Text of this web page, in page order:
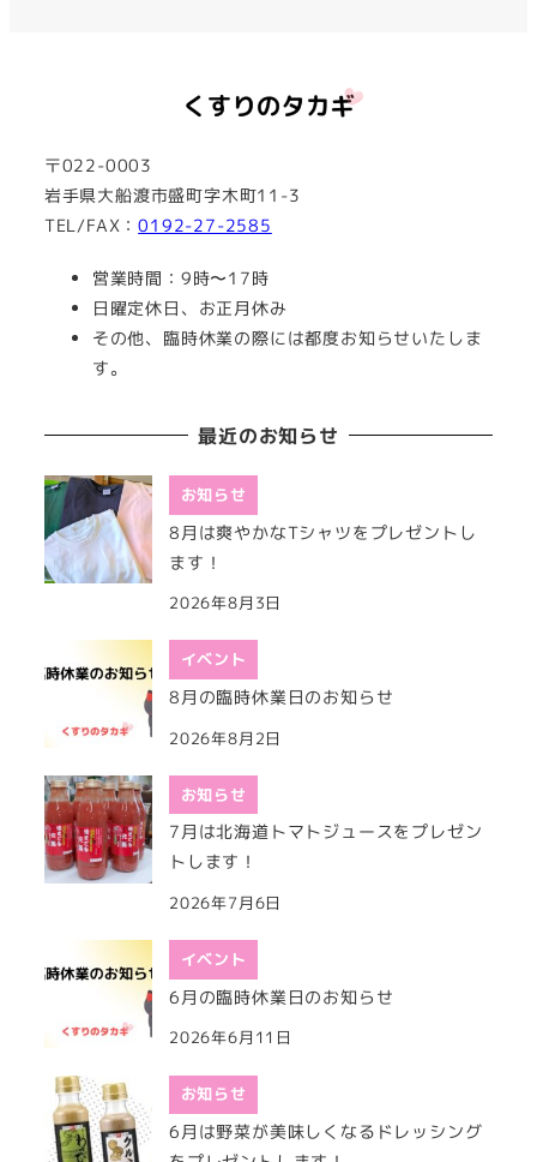
〒022-0003
岩手県大船渡市盛町字木町11-3
TEL/FAX：0192-27-2585
営業時間：9時〜17時
日曜定休日、お正月休み
その他、臨時休業の際には都度お知らせいたしま
す。
最近のお知らせ
お知らせ
8月は爽やかなTシャツをプレゼントし
ます！
2026年8月3日
イベント
8月の臨時休業日のお知らせ
2026年8月2日
お知らせ
7月は北海道トマトジュースをプレゼン
トします！
2026年7月6日
イベント
6月の臨時休業日のお知らせ
2026年6月11日
お知らせ
6月は野菜が美味しくなるドレッシング